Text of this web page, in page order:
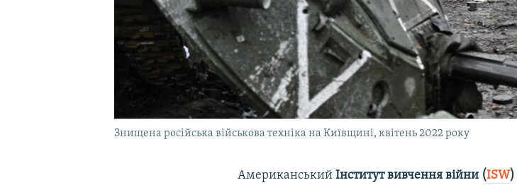
Знищена російська військова техніка на Київщині, квітень 2022 року
АмериканськийІнститут вивчення війни (ISW)